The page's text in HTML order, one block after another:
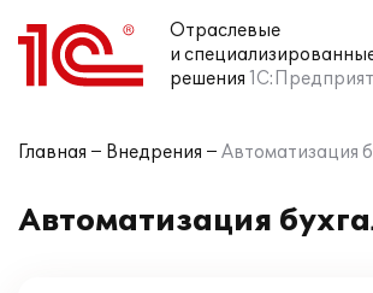
Отраслевые
и
решения
Главная Внедрения Автоматизация
Автоматизация